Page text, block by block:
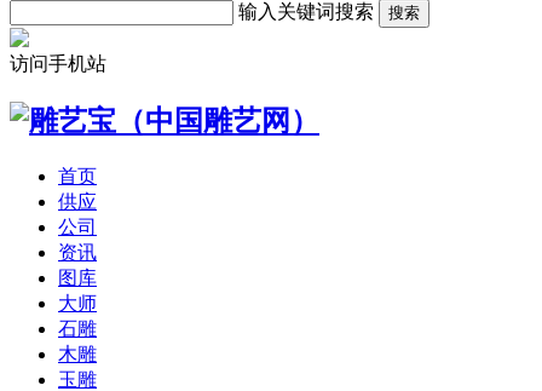
输入关键词搜索 搜索
访问手机站
首页
供应
公司
资讯
图库
大师
石雕
木雕
玉雕